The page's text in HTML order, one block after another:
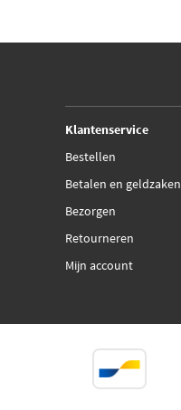
Klantenservice
Bestellen
Betalen en geldzaken
Bezorgen
Retourneren
Mijn account